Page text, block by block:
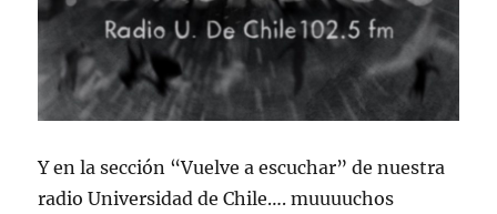
Y en la sección “Vuelve a escuchar” de nuestra
radio Universidad de Chile…. muuuuchos